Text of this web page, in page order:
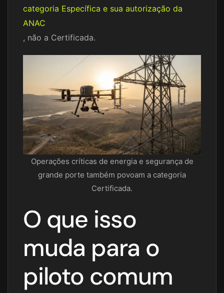
categoria Específica e sua autorização da
ANAC
, não a Certificada.
Operações críticas de energia e segurança de
grande porte também povoam a categoria
Certificada.
O que isso
muda para o
piloto comum